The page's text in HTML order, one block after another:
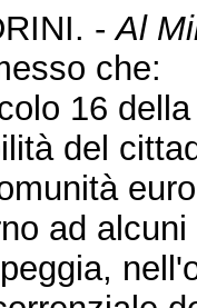
-Al
che:
16
del
ad